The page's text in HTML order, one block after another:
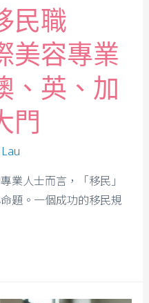
民職
美容專業
、英、加
門
業人士而言，「移民」
題。一個成功的移民規